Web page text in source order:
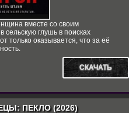
вместе со своим
глушь в поисках
только оказывается, что за её
СКАЧАТЬ
ПЕКЛО (2026)